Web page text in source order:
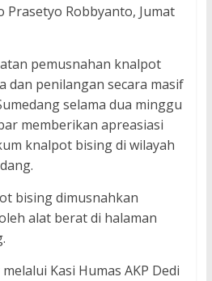
Prasetyo Robbyanto, Jumat
pemusnahan knalpot
dan penilangan secara masif
selama dua minggu
memberikan apreasiasi
knalpot bising di wilayah
bising dimusnahkan
alat berat di halaman
Kasi Humas AKP Dedi